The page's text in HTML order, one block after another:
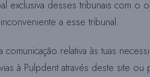
exclusiva desses tribunais com
a esse tribunal.
comunicação relativa às tuas
à Pulpdent através deste site